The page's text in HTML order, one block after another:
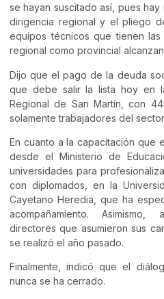
se hayan suscitado así, pues
dirigencia regional y el pliego
equipos técnicos que tienen
regional como provincial
Dijo que el pago de la deuda
que debe salir la lista hoy en
Regional de San Martín, con
solamente trabajadores del
En cuanto a la capacitación que
desde el Ministerio de
universidades para
con diplomados, en la
Cayetano Heredia, que ha
acompañamiento.
directores que asumieron sus
se realizó el año pasado.
Finalmente, indicó que el
nunca se ha cerrado.